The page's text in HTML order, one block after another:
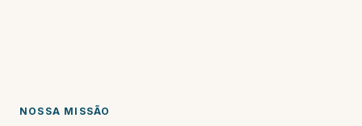
NOSSA MISSÃO